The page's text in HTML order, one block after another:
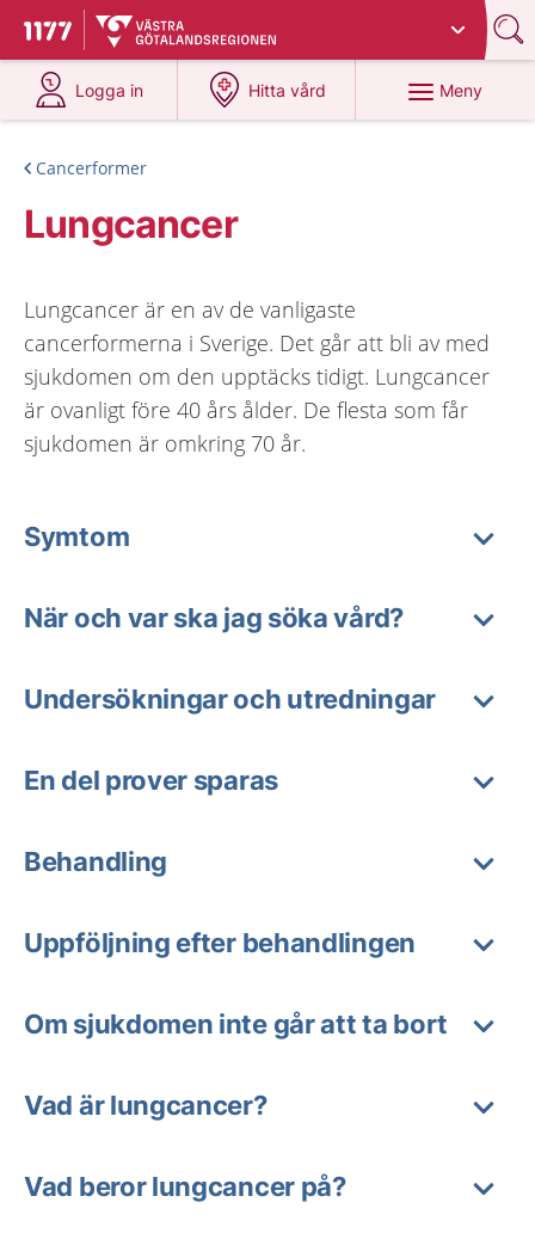
Till startsidan för 1177
Du har valt region
Logga in
på 1177.se
Hitta vård
på 1177.se
Meny
Cancerformer
Lungcancer
Lungcancer är en av de vanligaste
cancerformerna i Sverige. Det går att bli av med
sjukdomen om den upptäcks tidigt. Lungcancer
är ovanligt före 40 års ålder. De flesta som får
sjukdomen är omkring 70 år.
Symtom
När och var ska jag söka vård?
Undersökningar och utredningar
En del prover sparas
Behandling
Uppföljning efter behandlingen
Om sjukdomen inte går att ta bort
Vad är lungcancer?
Vad beror lungcancer på?